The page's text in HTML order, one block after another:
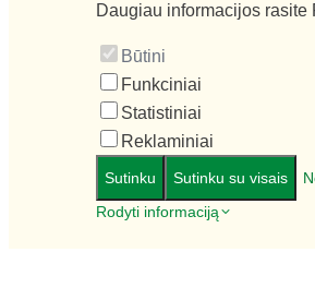
Daugiau informacijos rasite
Būtini
Funkciniai
Statistiniai
Reklaminiai
Sutinku Sutinku su visais
Rodyti informaciją